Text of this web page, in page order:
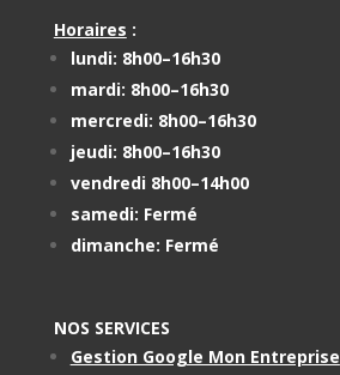
Horaires :
lundi: 8h00–16h30
mardi: 8h00–16h30
mercredi: 8h00–16h30
jeudi: 8h00–16h30
vendredi 8h00–14h00
samedi: Fermé
dimanche: Fermé
NOS SERVICES
Gestion Google Mon Entreprise